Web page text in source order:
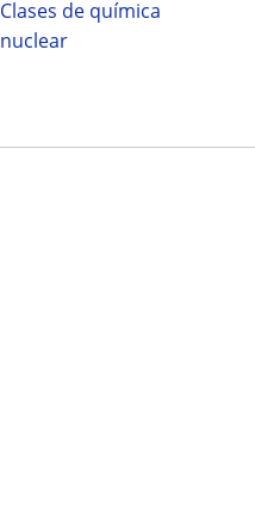
Clases de química
nuclear